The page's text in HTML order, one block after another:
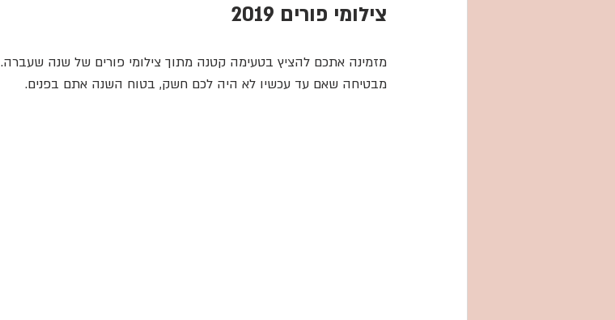
צילומי פורים 2019
מזמינה אתכם להציץ בטעימה קטנה מתוך צילומי פורים של שנה שעברה.
מבטיחה שאם עד עכשיו לא היה לכם חשק, בטוח השנה אתם בפנים.